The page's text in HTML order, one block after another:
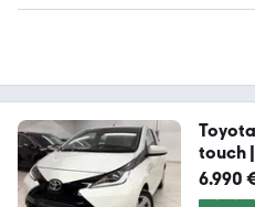
touch
6.990